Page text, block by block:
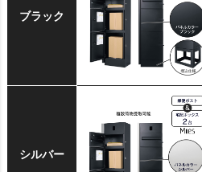
ブラック
シルバー